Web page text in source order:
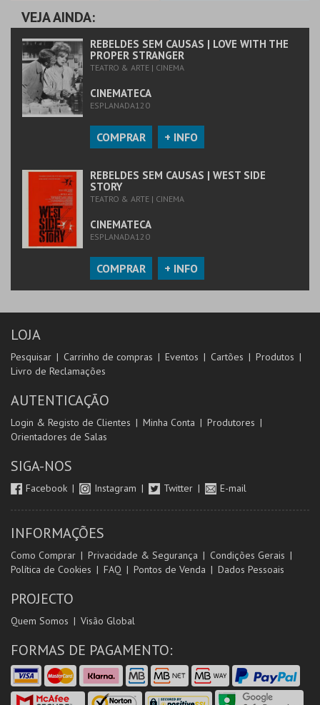
VEJA AINDA:
REBELDES SEM CAUSAS | LOVE WITH THE
PROPER STRANGER
TEATRO & ARTE | CINEMA
CINEMATECA
ESPLANADA120
COMPRAR + INFO
REBELDES SEM CAUSAS | WEST SIDE
STORY
TEATRO & ARTE | CINEMA
CINEMATECA
ESPLANADA120
COMPRAR + INFO
LOJA
Pesquisar Carrinho de compras Eventos Cartões
Produtos
Livro de Reclamações
AUTENTICAÇÃO
Login & Registo de Clientes Minha Conta
Produtores
Orientadores de Salas
SIGA-NOS
Facebook Instagram Twitter E-mail
INFORMAÇÕES
Como Comprar Privacidade & Segurança
Condições Gerais
Política de Cookies
FAQ Pontos de Venda Dados Pessoais
PROJECTO
Quem Somos Visão Global
FORMAS DE PAGAMENTO: